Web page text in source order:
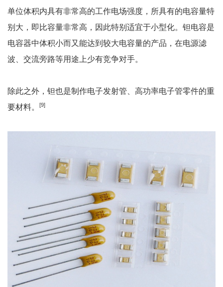
单位体积内具有非常高的工作电场强度，所具有的电容量特
别大，即比容量非常高，因此特别适宜于小型化。钽电容是
电容器中体积小而又能达到较大电容量的产品，在电源滤
波、交流旁路等用途上少有竞争对手。
除此之外，钽也是制作电子发射管、高功率电子管零件的重
要材料。
[9]